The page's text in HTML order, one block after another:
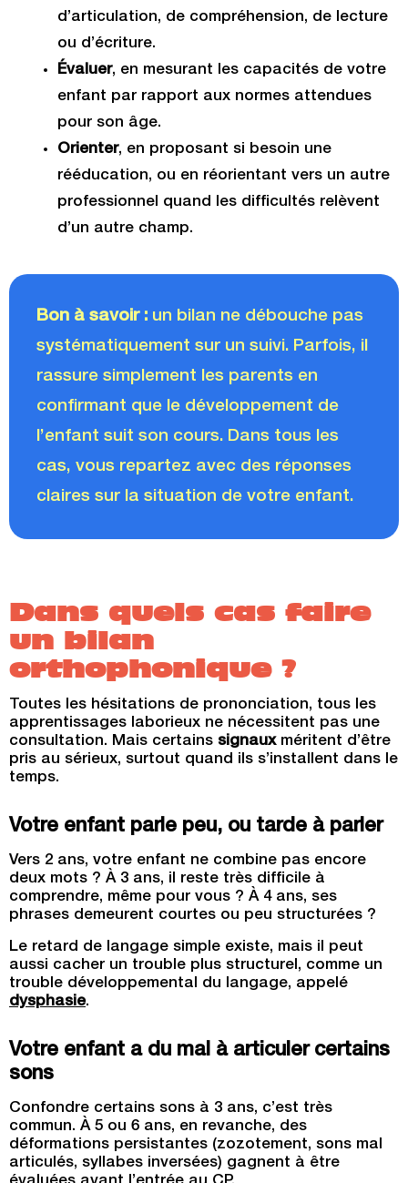
d’articulation, de compréhension, de lecture
ou d’écriture.
Évaluer, en mesurant les capacités de votre
enfant par rapport aux normes attendues
pour son âge.
Orienter, en proposant si besoin une
rééducation, ou en réorientant vers un autre
professionnel quand les difficultés relèvent
d’un autre champ.
Bon à savoir : un bilan ne débouche pas
systématiquement sur un suivi. Parfois, il
rassure simplement les parents en
confirmant que le développement de
l’enfant suit son cours. Dans tous les
cas, vous repartez avec des réponses
claires sur la situation de votre enfant.
Dans quels cas faire
un bilan
orthophonique ?
Toutes les hésitations de prononciation, tous les
apprentissages laborieux ne nécessitent pas une
consultation. Mais certains signauxméritent d’être
pris au sérieux, surtout quand ils s’installent dans le
temps.
Votre enfant parle peu, ou tarde à parler
Vers 2 ans, votre enfant ne combine pas encore
deux mots ? À 3 ans, il reste très difficile à
comprendre, même pour vous ? À 4 ans, ses
phrases demeurent courtes ou peu structurées ?
Le retard de langage simple existe, mais il peut
aussi cacher un trouble plus structurel, comme un
trouble développemental du langage, appelé
dysphasie.
Votre enfant a du mal à articuler certains
sons
Confondre certains sons à 3 ans, c’est très
commun. À 5 ou 6 ans, en revanche, des
déformations persistantes (zozotement, sons mal
articulés, syllabes inversées) gagnent à être